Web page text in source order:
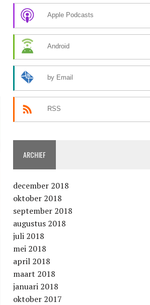
Apple Podcasts
Android
by Email
RSS
ARCHIEF
december 2018
oktober 2018
september 2018
augustus 2018
juli 2018
mei 2018
april 2018
maart 2018
januari 2018
oktober 2017